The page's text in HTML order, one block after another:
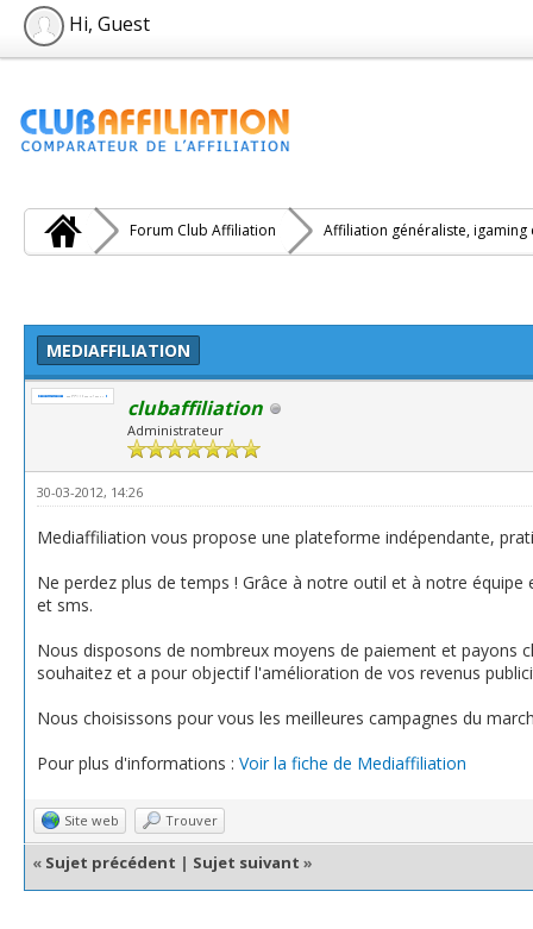
Hi, Guest
Forum Club Affiliation Affiliation généraliste, igaming
MEDIAFFILIATION
clubaffiliation
Administrateur
30-03-2012, 14:26
Mediaffiliation vous propose une plateforme indépendante,
Ne perdez plus de temps ! Grâce à notre outil et à notre
et sms.
Nous disposons de nombreux moyens de paiement et payons
souhaitez et a pour objectif l'amélioration de vos revenus
Nous choisissons pour vous les meilleures campagnes du
Pour plus d'informations : Voir la fiche de Mediaffiliation
Site web Trouver
« Sujet précédent | Sujet suivant »